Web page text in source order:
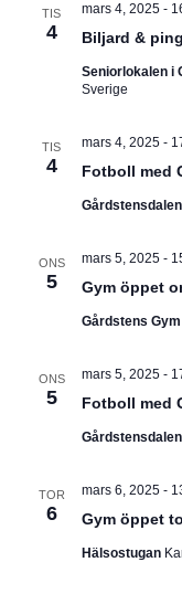
TIS
4 Biljard &
mars 4, 2025 -
Seniorlokalen i
Sverige
TIS
4 Fotboll med
mars 4, 2025 -
Gårdstensdalen
ONS
5 Gym öppet
mars 5, 2025 -
Gårdstens Gym
ONS
5 Fotboll med
mars 5, 2025 -
Gårdstensdalen
TOR
6 Gym öppet
mars 6, 2025 -
Hälsostugan